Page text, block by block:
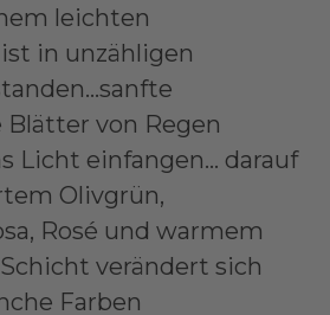
leichten
in unzähligen
von Regen
Licht einfangen… darauf
Olivgrün,
Rosé und warmem
verändert sich
Farben